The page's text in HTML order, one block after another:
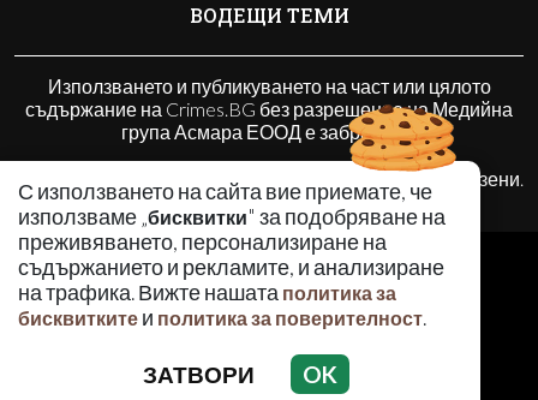
С използването на сайта вие приемате, че
използваме „бисквитки" за подобряване на
преживяването, персонализиране на
съдържанието и рекламите, и анализиране
на трафика. Вижте нашата политика за
бисквитките и политика за поверителност.
ЗАТВОРИ OK
ВОДЕЩИ ТЕМИ
Използването и публикуването на част или цялото
съдържание на Crimes.BG без разрешение на Медийна
група Асмара ЕООД е забранено.
© 2010 - 2026 | Crimes.BG. Всички права запазени.
РЕКЛАМА
КОНТАКТИ
ОБЩИ УСЛОВИЯ
ПОЛИТИКА ЗА БИСКВИТКИТЕ